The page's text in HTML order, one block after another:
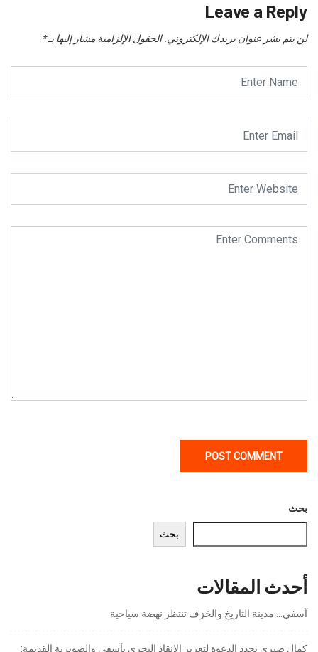
Leave a Reply
لن يتم نشر عنوان بريدك الإلكتروني. الحقول الإلزامية مشار إليها بـ*
بحث
بحث
أحدث المقالات
آسفي… مدينة التاريخ والخزف تنتظر نهضة سياحية
كمال صبري يجدد الدعوة لتعزيز الإنقاذ البحري بآسفي والصويرية القديمة: